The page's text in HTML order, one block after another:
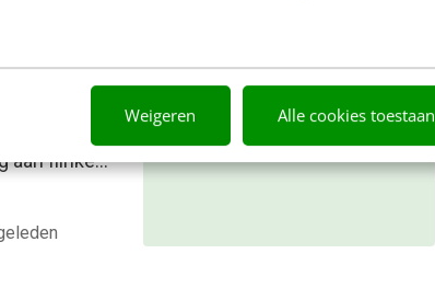
Weigeren Alle cookies toestaan
is
aan flinke…
beter gevonden. Schrijf je in en
bekijk direct.
Meer weten